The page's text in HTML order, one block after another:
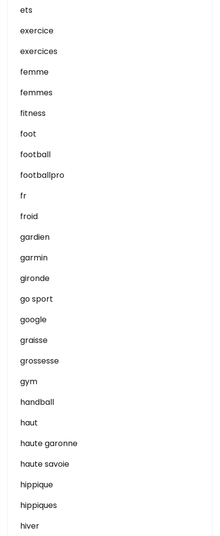
ets
exercice
exercices
femme
femmes
fitness
foot
football
footballpro
fr
froid
gardien
garmin
gironde
go sport
google
graisse
grossesse
gym
handball
haut
haute garonne
haute savoie
hippique
hippiques
hiver